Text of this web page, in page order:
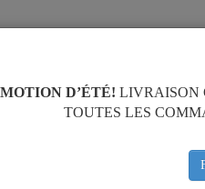
Toledo
D’ÉTÉ! LIVRAISON
TOUTES LES